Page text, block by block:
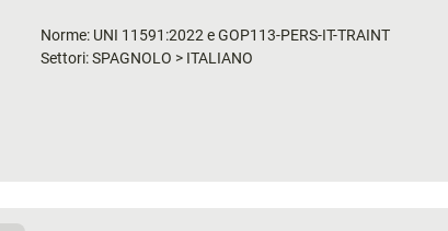
Norme: UNI 11591:2022 e GOP113-PERS-IT-TRAINT
Settori: SPAGNOLO > ITALIANO